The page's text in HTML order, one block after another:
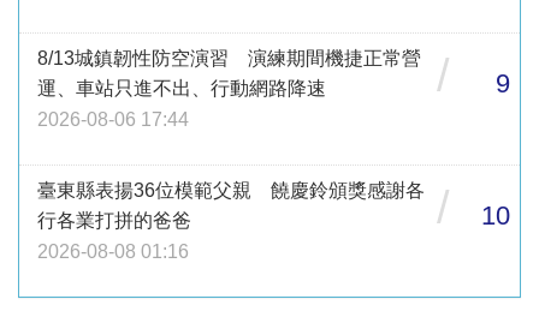
8/13城鎮韌性防空演習 演練期間機捷正常營
運、車站只進不出、行動網路降速
2026-08-06 17:44
/ 9
臺東縣表揚36位模範父親 饒慶鈴頒獎感謝各
行各業打拼的爸爸
2026-08-08 01:16
/ 10